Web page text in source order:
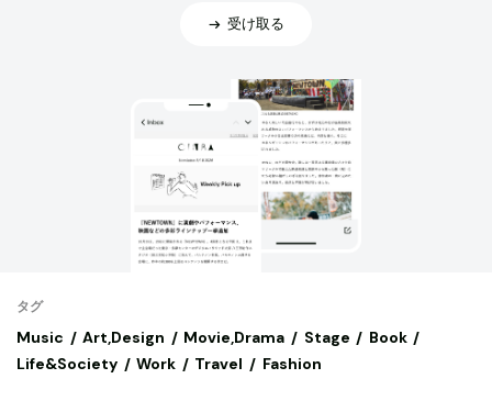
受け取る
タグ
Music Art,Design Movie,Drama Stage
Book
Life&Society
Work Travel Fashion